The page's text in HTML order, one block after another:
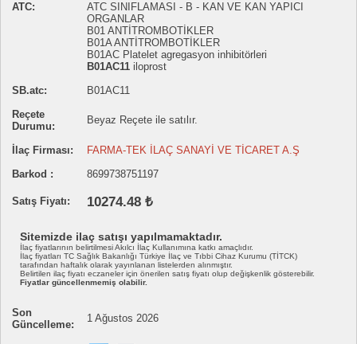
ATC:
ATC SINIFLAMASI - B - KAN VE KAN YAPICI
ORGANLAR
B01 ANTİTROMBOTİKLER
B01A ANTİTROMBOTİKLER
B01AC Platelet agregasyon inhibitörleri
B01AC11 iloprost
SB.atc:
B01AC11
Reçete
Durumu:
Beyaz Reçete ile satılır.
İlaç Firması:
FARMA-TEK İLAÇ SANAYİ VE TİCARET A.Ş
Barkod :
8699738751197
Satış Fiyatı: 10274.48 ₺
Sitemizde ilaç satışı yapılmamaktadır.
İlaç fiyatlarının belirtilmesi Akılcı İlaç Kullanımına katkı amaçlıdır.
İlaç fiyatları TC Sağlık Bakanlığı Türkiye İlaç ve Tıbbi Cihaz Kurumu (TİTCK)
tarafından haftalık olarak yayınlanan listelerden alınmıştır.
Belirtilen ilaç fiyatı eczaneler için önerilen satış fiyatı olup değişkenlik gösterebilir.
Fiyatlar güncellenmemiş olabilir.
Son
Güncelleme:
1 Ağustos 2026